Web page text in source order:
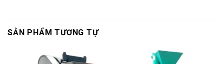
SẢN PHẨM TƯƠNG TỰ